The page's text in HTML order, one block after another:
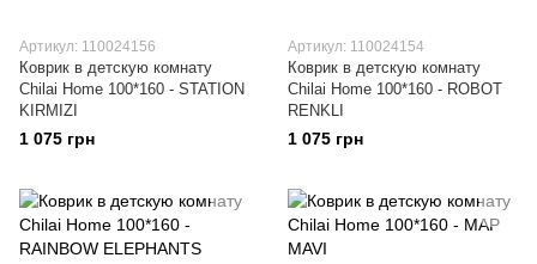
Артикул: 110024156
Коврик в детскую комнату
Chilai Home 100*160 - STATION
KIRMIZI
1 075 грн
Артикул: 110024154
Коврик в детскую комнату
Chilai Home 100*160 - ROBOT
RENKLI
1 075 грн